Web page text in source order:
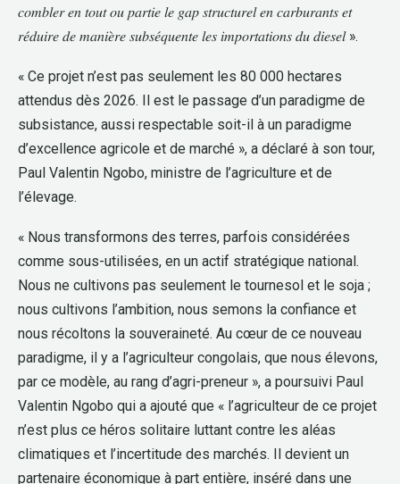
𝑐𝑜𝑚𝑏𝑙𝑒𝑟 𝑒𝑛 𝑡𝑜𝑢𝑡 𝑜𝑢 𝑝𝑎𝑟𝑡𝑖𝑒 𝑙𝑒 𝑔𝑎𝑝 𝑠𝑡𝑟𝑢𝑐𝑡𝑢𝑟𝑒𝑙 𝑒𝑛 𝑐𝑎𝑟𝑏𝑢𝑟𝑎𝑛𝑡𝑠 𝑒𝑡
𝑟𝑒́𝑑𝑢𝑖𝑟𝑒 𝑑𝑒 𝑚𝑎𝑛𝑖𝑒̀𝑟𝑒 𝑠𝑢𝑏𝑠𝑒́𝑞𝑢𝑒𝑛𝑡𝑒 𝑙𝑒𝑠 𝑖𝑚𝑝𝑜𝑟𝑡𝑎𝑡𝑖𝑜𝑛𝑠 𝑑𝑢 𝑑𝑖𝑒𝑠𝑒𝑙 ».
« Ce projet n’est pas seulement les 80 000 hectares
attendus dès 2026. Il est le passage d’un paradigme de
subsistance, aussi respectable soit-il à un paradigme
d’excellence agricole et de marché », a déclaré à son tour,
Paul Valentin Ngobo, ministre de l’agriculture et de
l’élevage.
« Nous transformons des terres, parfois considérées
comme sous-utilisées, en un actif stratégique national.
Nous ne cultivons pas seulement le tournesol et le soja ;
nous cultivons l’ambition, nous semons la confiance et
nous récoltons la souveraineté. Au cœur de ce nouveau
paradigme, il y a l’agriculteur congolais, que nous élevons,
par ce modèle, au rang d’agri-preneur », a poursuivi Paul
Valentin Ngobo qui a ajouté que « l’agriculteur de ce projet
n’est plus ce héros solitaire luttant contre les aléas
climatiques et l’incertitude des marchés. Il devient un
partenaire économique à part entière, inséré dans une